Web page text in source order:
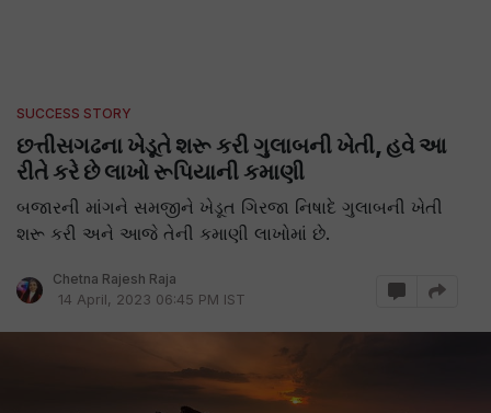
SUCCESS STORY
છત્તીસગઢના ખેડૂતે શરૂ કરી ગુલાબની ખેતી, હવે આ
રીતે કરે છે લાખો રૂપિયાની કમાણી
બજારની માંગને સમજીને ખેડૂત ગિરજા નિષાદે ગુલાબની ખેતી
શરૂ કરી અને આજે તેની કમાણી લાખોમાં છે.
Chetna Rajesh Raja
14 April, 2023 06:45 PM IST